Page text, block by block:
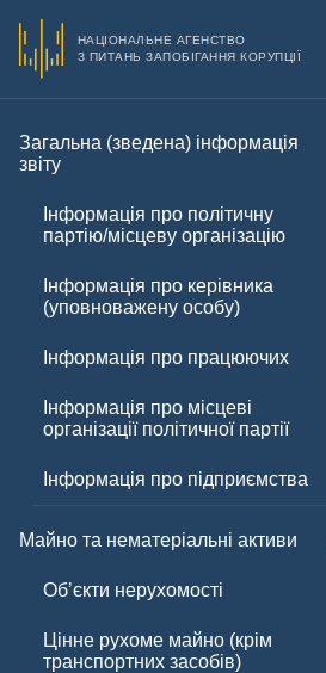
НАЦІОНАЛЬНЕ АГЕНСТВО
З ПИТАНЬ ЗАПОБІГАННЯ КОРУПЦІЇ
Загальна (зведена) інформація
звіту
Інформація про політичну
партію/місцеву організацію
Інформація про керівника
(уповноважену особу)
Інформація про працюючих
Інформація про місцеві
організації політичної партії
Інформація про підприємства
Майно та нематеріальні активи
Обʼєкти нерухомості
Цінне рухоме майно (крім
транспортних засобів)